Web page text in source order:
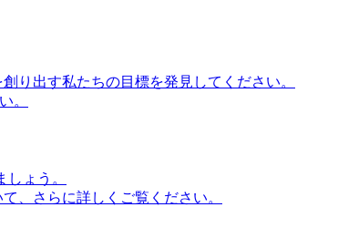
り出す私たちの目標を発見してください。
。
ょう。
、さらに詳しくご覧ください。